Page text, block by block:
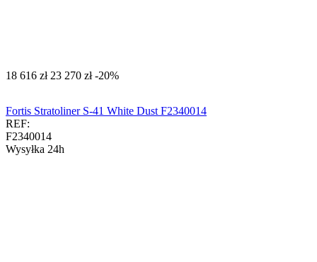
‍18 616‍ zł ‍23 270‍ zł -20%
Fortis Stratoliner S-41 White Dust F2340014
REF:
F2340014
Wysyłka 24h